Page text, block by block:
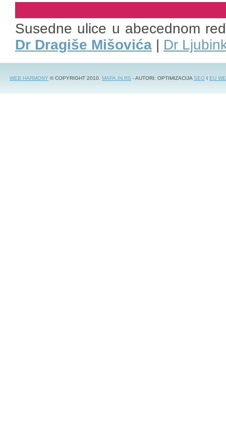
Susedne ulice u abecednom
Dr Dragiše Mišovića | Dr
WEB HARMONY © COPYRIGHT 2010. MAPA.IN.RS - AUTORI: OPTIMIZACIJASEO I EU